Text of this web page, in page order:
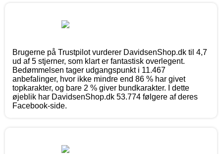
Brugerne på Trustpilot vurderer DavidsenShop.dk til 4,7
ud af 5 stjerner, som klart er fantastisk overlegent.
Bedømmelsen tager udgangspunkt i 11.467
anbefalinger, hvor ikke mindre end 86 % har givet
topkarakter, og bare 2 % giver bundkarakter. I dette
øjeblik har DavidsenShop.dk 53.774 følgere af deres
Facebook-side.